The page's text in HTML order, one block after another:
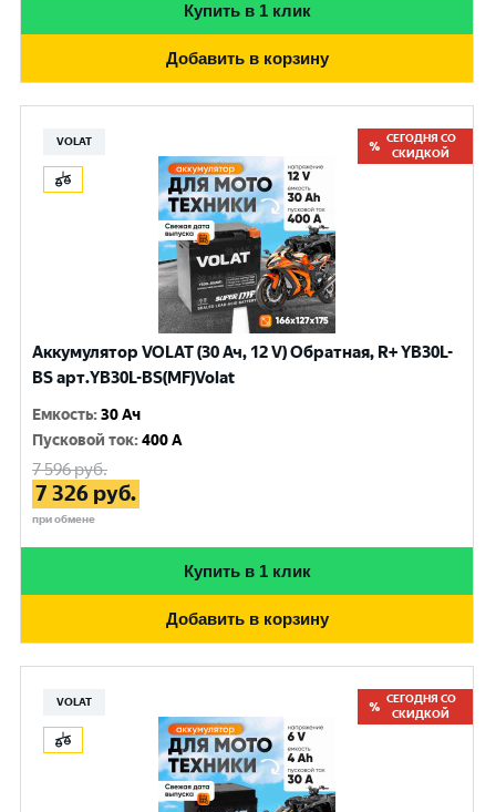
Купить в 1 клик
Добавить в корзину
VOLAT
СЕГОДНЯ СО
СКИДКОЙ
Аккумулятор VOLAT (30 Ач, 12 V) Обратная, R+ YB30L-
BS арт.YB30L-BS(MF)Volat
Емкость:30 Ач
Пусковой ток:400 A
7 596руб.
7 326 руб.
при обмене
Купить в 1 клик
Добавить в корзину
VOLAT
СЕГОДНЯ СО
СКИДКОЙ